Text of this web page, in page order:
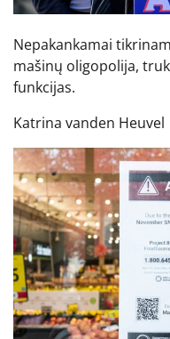
Nepakankamai
mašinų oligopolija,
funkcijas.
Katrina vanden Heuvel